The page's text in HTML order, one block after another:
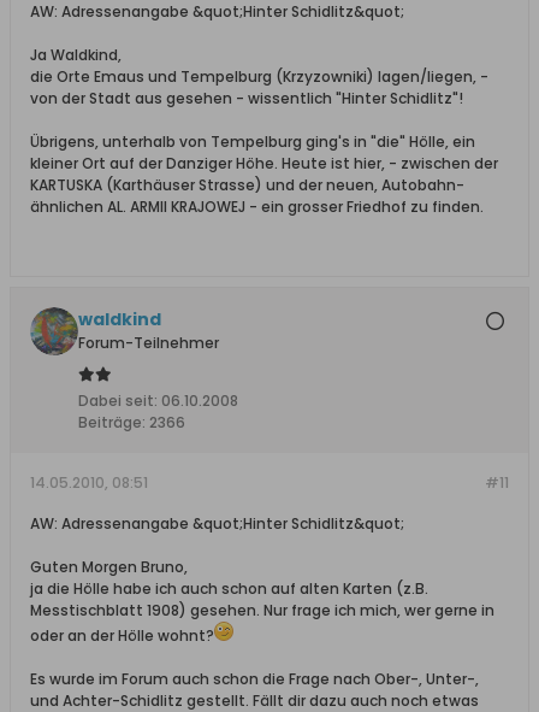
AW: Adressenangabe &quot;Hinter Schidlitz&quot;
Ja Waldkind,
die Orte Emaus und Tempelburg (Krzyzowniki) lagen/liegen, -
von der Stadt aus gesehen - wissentlich "Hinter Schidlitz"!
Übrigens, unterhalb von Tempelburg ging's in "die" Hölle, ein
kleiner Ort auf der Danziger Höhe. Heute ist hier, - zwischen der
KARTUSKA (Karthäuser Strasse) und der neuen, Autobahn-
ähnlichen AL. ARMII KRAJOWEJ - ein grosser Friedhof zu finden.
waldkind
Forum-Teilnehmer
Dabei seit: 06.10.2008
Beiträge: 2366
#11
14.05.2010, 08:51
AW: Adressenangabe &quot;Hinter Schidlitz&quot;
Guten Morgen Bruno,
ja die Hölle habe ich auch schon auf alten Karten (z.B.
Messtischblatt 1908) gesehen. Nur frage ich mich, wer gerne in
oder an der Hölle wohnt?
Es wurde im Forum auch schon die Frage nach Ober-, Unter-,
und Achter-Schidlitz gestellt. Fällt dir dazu auch noch etwas